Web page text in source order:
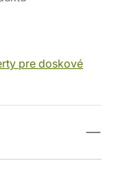
pre doskové